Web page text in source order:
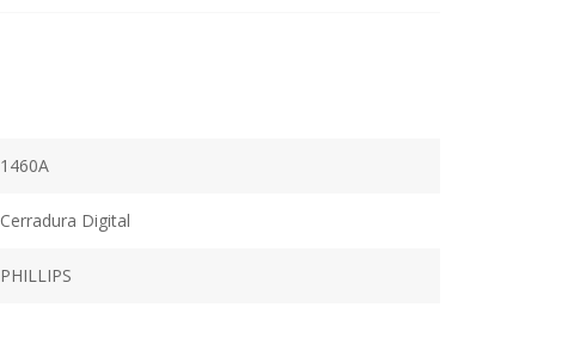
1460A
Cerradura Digital
PHILLIPS